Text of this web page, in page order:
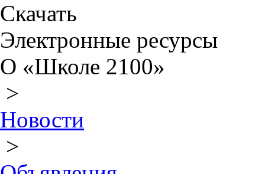
Скачать
Электронные ресурсы
О «Школе 2100»
>
Новости
>